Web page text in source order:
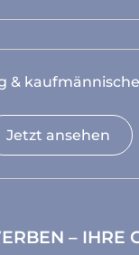
&
Jetzt ansehen
– IHRE